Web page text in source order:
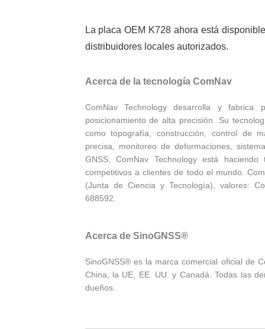
La placa OEM K728 ahora está
distribuidores locales autorizados.
Acerca de la tecnología ComNav
ComNav Technology desarrolla y fabrica
posicionamiento de alta precisión. Su
como topografía, construcción, control de
precisa, monitoreo de deformaciones,
GNSS, ComNav Technology está
competitivos a clientes de todo el mundo.
(Junta de Ciencia y Tecnología), valores:
688592.
Acerca de SinoGNSS®
SinoGNSS® es la marca comercial oficial de
China, la UE, EE. UU. y Canadá. Todas las
dueños.